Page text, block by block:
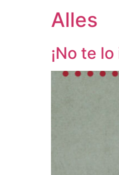
Alles
¡No te